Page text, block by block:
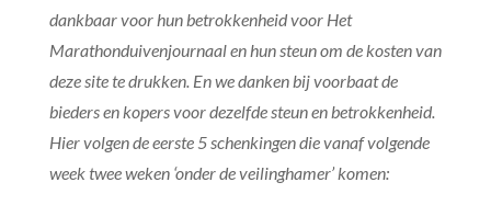
dankbaar voor hun betrokkenheid voor Het
Marathonduivenjournaal en hun steun om de kosten van
deze site te drukken. En we danken bij voorbaat de
bieders en kopers voor dezelfde steun en betrokkenheid.
Hier volgen de eerste 5 schenkingen die vanaf volgende
week twee weken ‘onder de veilinghamer’ komen: